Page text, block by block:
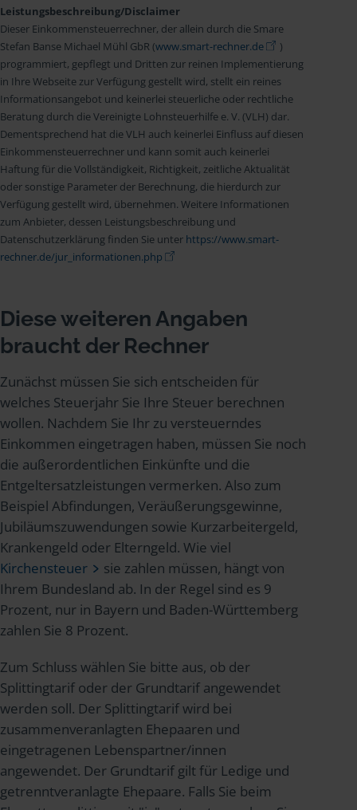
Leistungsbeschreibung/Disclaimer
Dieser Einkommensteuerrechner, der allein durch die Smare
Stefan Banse Michael Mühl GbR (www.smart-rechner.de
)
programmiert, gepflegt und Dritten zur reinen Implementierung
in Ihre Webseite zur Verfügung gestellt wird, stellt ein reines
Informationsangebot und keinerlei steuerliche oder rechtliche
Beratung durch die Vereinigte Lohnsteuerhilfe e. V. (VLH) dar.
Dementsprechend hat die VLH auch keinerlei Einfluss auf diesen
Einkommensteuerrechner und kann somit auch keinerlei
Haftung für die Vollständigkeit, Richtigkeit, zeitliche Aktualität
oder sonstige Parameter der Berechnung, die hierdurch zur
Verfügung gestellt wird, übernehmen. Weitere Informationen
zum Anbieter, dessen Leistungsbeschreibung und
Datenschutzerklärung finden Sie unter https://www.smart-
rechner.de/jur_informationen.php
Diese weiteren Angaben
braucht der Rechner
Zunächst müssen Sie sich entscheiden für
welches Steuerjahr Sie Ihre Steuer berechnen
wollen. Nachdem Sie Ihr zu versteuerndes
Einkommen eingetragen haben, müssen Sie noch
die außerordentlichen Einkünfte und die
Entgeltersatzleistungen vermerken. Also zum
Beispiel Abfindungen, Veräußerungsgewinne,
Jubiläumszuwendungen sowie Kurzarbeitergeld,
Krankengeld oder Elterngeld. Wie viel
Kirchensteuer
sie zahlen müssen, hängt von
Ihrem Bundesland ab. In der Regel sind es 9
Prozent, nur in Bayern und Baden-Württemberg
zahlen Sie 8 Prozent.
Zum Schluss wählen Sie bitte aus, ob der
Splittingtarif oder der Grundtarif angewendet
werden soll. Der Splittingtarif wird bei
zusammenveranlagten Ehepaaren und
eingetragenen Lebenspartner/innen
angewendet. Der Grundtarif gilt für Ledige und
getrenntveranlagte Ehepaare. Falls Sie beim